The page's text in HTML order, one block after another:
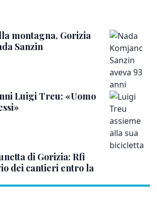
montagna, Gorizia
Sanzin
Luigi Treu: «Uomo
di Gorizia: Rfi
dei cantieri entro la